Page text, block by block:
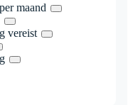
maand
vereist